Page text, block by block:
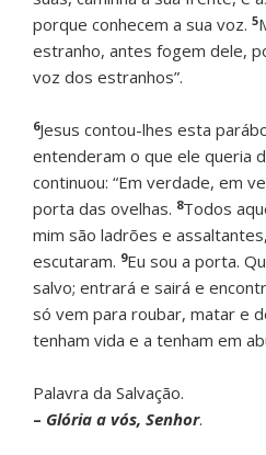
porque conhecem a sua voz. 5
estranho, antes fogem dele,
voz dos estranhos”.
6Jesus contou-lhes esta
entenderam o que ele queria
continuou: “Em verdade, em
porta das ovelhas. 8Todos
mim são ladrões e
escutaram. 9Eu sou a porta.
salvo; entrará e sairá e
só vem para roubar, matar e
tenham vida e a tenham em
Palavra da Salvação.
– Glória a vós, Senhor.